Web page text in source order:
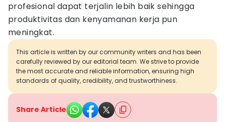
profesional dapat terjalin lebih baik sehingga
produktivitas dan kenyamanan kerja pun
meningkat.
This article is written by our community writers and has been
carefully reviewed by our editorial team. We strive to provide
the most accurate and reliable information, ensuring high
standards of quality, credibility, and trustworthiness.
Share Article